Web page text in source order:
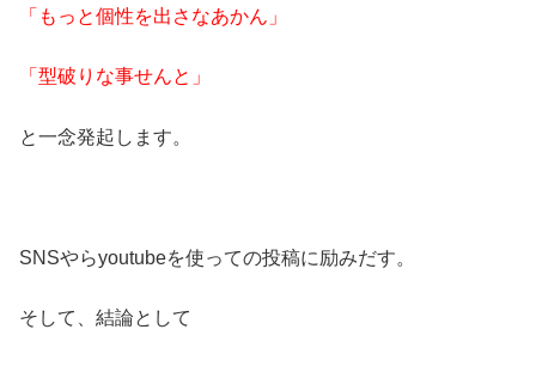
「もっと個性を出さなあかん」
「型破りな事せんと」
と一念発起します。
SNSやらyoutubeを使っての投稿に励みだす。
そして、結論として